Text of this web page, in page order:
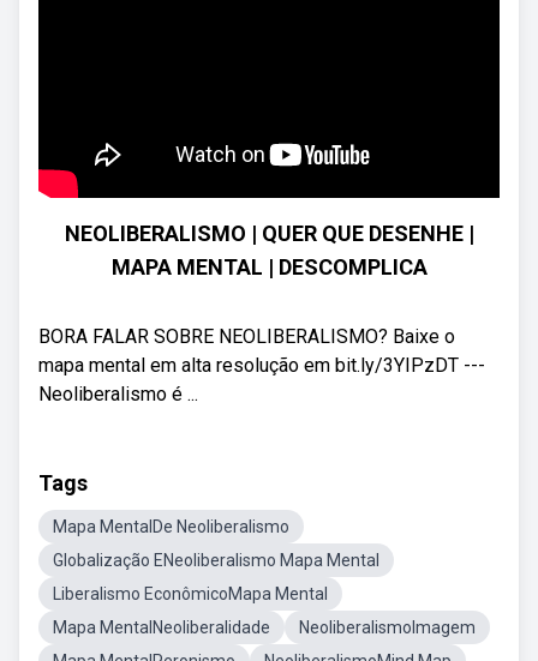
NEOLIBERALISMO | QUER QUE DESENHE |
MAPA MENTAL | DESCOMPLICA
BORA FALAR SOBRE NEOLIBERALISMO? Baixe o
mapa mental em alta resolução em bit.ly/3YIPzDT ---
Neoliberalismo é ...
Tags
Mapa MentalDe Neoliberalismo
Globalização ENeoliberalismo Mapa Mental
Liberalismo EconômicoMapa Mental
Mapa MentalNeoliberalidade
NeoliberalismoImagem